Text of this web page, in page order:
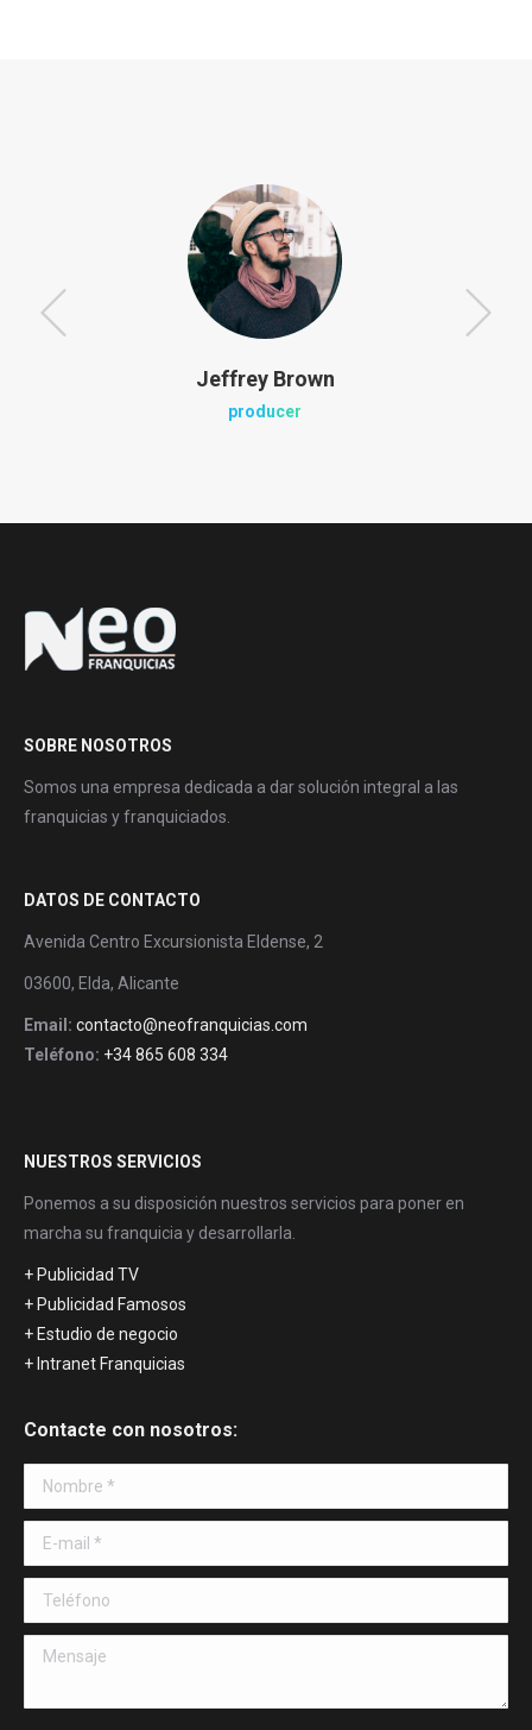
Jeffrey Brown
producer
SOBRE NOSOTROS
Somos una empresa dedicada a dar solución integral a las
franquicias y franquiciados.
DATOS DE CONTACTO
Avenida Centro Excursionista Eldense, 2
03600, Elda, Alicante
Email: contacto@neofranquicias.com
Teléfono: +34 865 608 334
NUESTROS SERVICIOS
Ponemos a su disposición nuestros servicios para poner en
marcha su franquicia y desarrollarla.
+ Publicidad TV
+ Publicidad Famosos
+ Estudio de negocio
+ Intranet Franquicias
Contacte con nosotros:
Nombre *
E-mail *
Teléfono
Mensaje